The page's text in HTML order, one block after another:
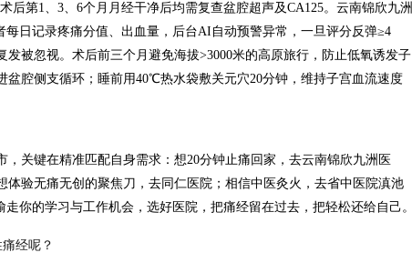
后第1、3、6个月月经干净后均需复查盆腔超声及CA125。云南锦欣九洲
每日记录疼痛分值、出血量，后台AI自动预警异常，一旦评分反弹≥4
发被忽视。术后前三个月避免海拔>3000米的高原旅行，防止低氧诱发子
盆腔侧支循环；睡前用40℃热水袋敷关元穴20分钟，维持子宫血流速度
，关键在精准匹配自身需求：想20分钟止痛回家，去云南锦欣九洲医
体验无痛无创的聚焦刀，去同仁医院；相信中医灸火，去省中医院滇池
走你的学习与工作机会，选好医院，把痛经留在过去，把轻松还给自己。
经呢？